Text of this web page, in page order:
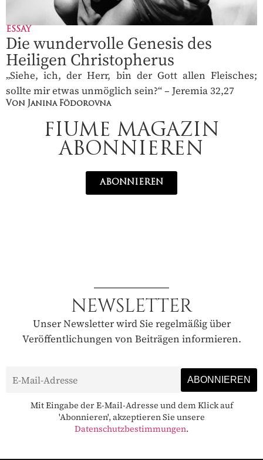
ESSAY
Die wundervolle Genesis des
Heiligen Christopherus
„Siehe, ich, der Herr, bin der Gott allen Fleisches;
sollte mir etwas unmöglich sein?“ – Jeremia 32,27
Von Janina Födorovna
FIUME MAGAZIN
ABONNIEREN
ABONNIEREN
NEWSLETTER
Unser Newsletter wird Sie regelmäßig über
Veröffentlichungen von Beiträgen informieren.
Mit Eingabe der E-Mail-Adresse und dem Klick auf
'Abonnieren', akzeptieren Sie unsere
Datenschutzbestimmungen.